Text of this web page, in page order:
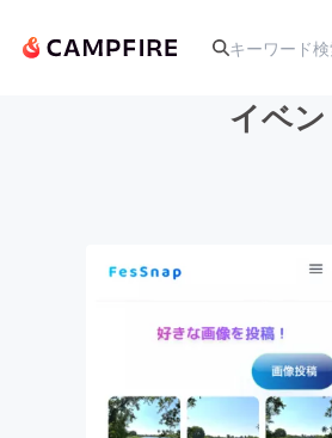
テクノロジ
映像・映画
イベ